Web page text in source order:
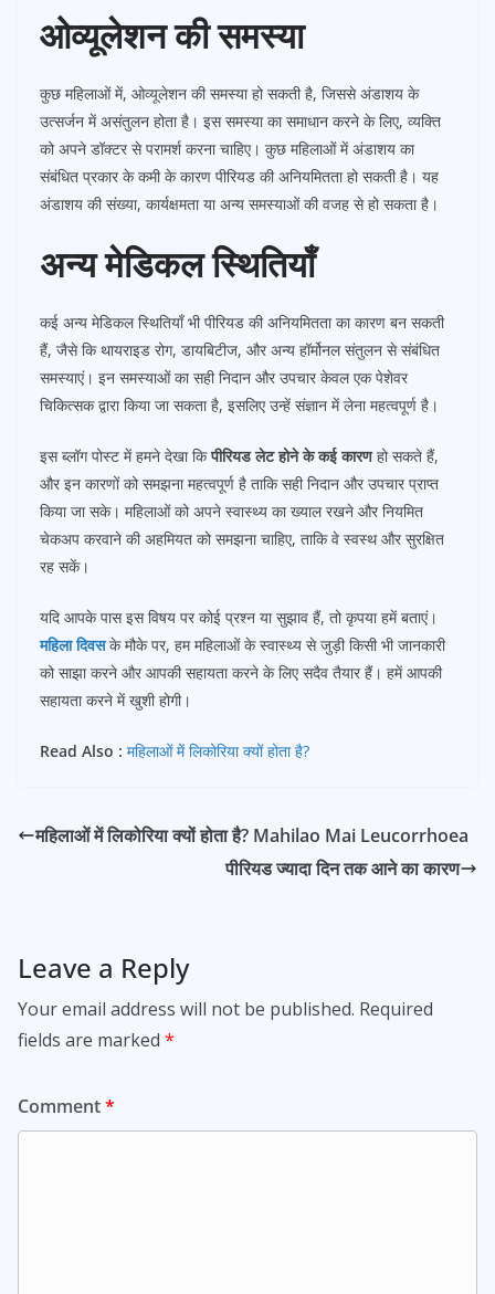
ओव्यूलेशन की समस्या
कुछ महिलाओं में, ओव्यूलेशन की समस्या हो सकती है, जिससे अंडाशय के
उत्सर्जन में असंतुलन होता है। इस समस्या का समाधान करने के लिए, व्यक्ति
को अपने डॉक्टर से परामर्श करना चाहिए। कुछ महिलाओं में अंडाशय का
संबंधित प्रकार के कमी के कारण पीरियड की अनियमितता हो सकती है। यह
अंडाशय की संख्या, कार्यक्षमता या अन्य समस्याओं की वजह से हो सकता है।
अन्य मेडिकल स्थितियाँ
कई अन्य मेडिकल स्थितियाँ भी पीरियड की अनियमितता का कारण बन सकती
हैं, जैसे कि थायराइड रोग, डायबिटीज, और अन्य हॉर्मोनल संतुलन से संबंधित
समस्याएं। इन समस्याओं का सही निदान और उपचार केवल एक पेशेवर
चिकित्सक द्वारा किया जा सकता है, इसलिए उन्हें संज्ञान में लेना महत्वपूर्ण है।
इस ब्लॉग पोस्ट में हमने देखा किपीरियड लेट होने के कई कारणहो सकते हैं,
और इन कारणों को समझना महत्वपूर्ण है ताकि सही निदान और उपचार प्राप्त
किया जा सके। महिलाओं को अपने स्वास्थ्य का ख्याल रखने और नियमित
चेकअप करवाने की अहमियत को समझना चाहिए, ताकि वे स्वस्थ और सुरक्षित
रह सकें।
यदि आपके पास इस विषय पर कोई प्रश्न या सुझाव हैं, तो कृपया हमें बताएं।
महिला दिवसके मौके पर, हम महिलाओं के स्वास्थ्य से जुड़ी किसी भी जानकारी
को साझा करने और आपकी सहायता करने के लिए सदैव तैयार हैं। हमें आपकी
सहायता करने में खुशी होगी।
Read Also : महिलाओं में लिकोरिया क्यों होता है?
महिलाओं में लिकोरिया क्यों होता है? Mahilao Mai Leucorrhoea
पीरियड ज्यादा दिन तक आने का कारण
Leave a Reply
Your email address will not be published. Required
fields are marked *
Comment*